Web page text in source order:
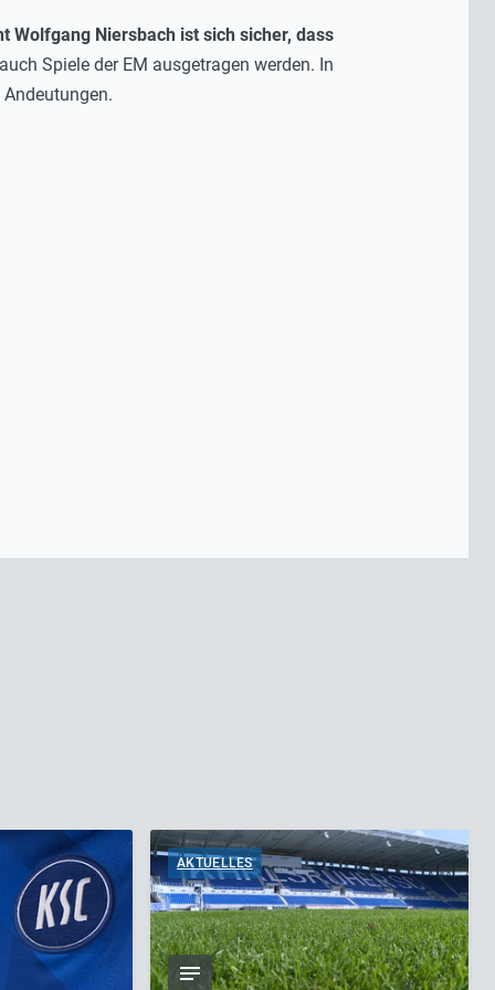
Wolfgang Niersbach ist sich sicher, dass
Spiele der EM ausgetragen werden. In
AKTUELLES